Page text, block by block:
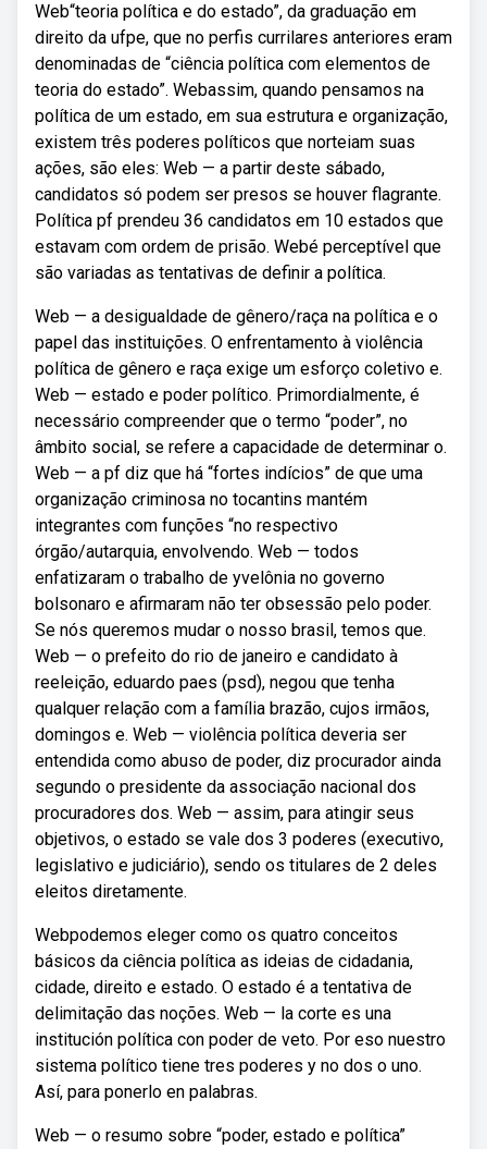
Web“teoria política e do estado”, da graduação em
direito da ufpe, que no perfis currilares anteriores eram
denominadas de “ciência política com elementos de
teoria do estado”. Webassim, quando pensamos na
política de um estado, em sua estrutura e organização,
existem três poderes políticos que norteiam suas
ações, são eles: Web — a partir deste sábado,
candidatos só podem ser presos se houver flagrante.
Política pf prendeu 36 candidatos em 10 estados que
estavam com ordem de prisão. Webé perceptível que
são variadas as tentativas de definir a política.
Web — a desigualdade de gênero/raça na política e o
papel das instituições. O enfrentamento à violência
política de gênero e raça exige um esforço coletivo e.
Web — estado e poder político. Primordialmente, é
necessário compreender que o termo “poder”, no
âmbito social, se refere a capacidade de determinar o.
Web — a pf diz que há “fortes indícios” de que uma
organização criminosa no tocantins mantém
integrantes com funções “no respectivo
órgão/autarquia, envolvendo. Web — todos
enfatizaram o trabalho de yvelônia no governo
bolsonaro e afirmaram não ter obsessão pelo poder.
Se nós queremos mudar o nosso brasil, temos que.
Web — o prefeito do rio de janeiro e candidato à
reeleição, eduardo paes (psd), negou que tenha
qualquer relação com a família brazão, cujos irmãos,
domingos e. Web — violência política deveria ser
entendida como abuso de poder, diz procurador ainda
segundo o presidente da associação nacional dos
procuradores dos. Web — assim, para atingir seus
objetivos, o estado se vale dos 3 poderes (executivo,
legislativo e judiciário), sendo os titulares de 2 deles
eleitos diretamente.
Webpodemos eleger como os quatro conceitos
básicos da ciência política as ideias de cidadania,
cidade, direito e estado. O estado é a tentativa de
delimitação das noções. Web — la corte es una
institución política con poder de veto. Por eso nuestro
sistema político tiene tres poderes y no dos o uno.
Así, para ponerlo en palabras.
Web — o resumo sobre “poder, estado e política”